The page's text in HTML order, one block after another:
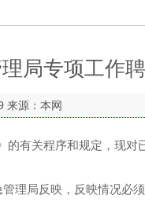
局专项工作
来源：本网
有关程序和规定，现
理局反映，反映情况必